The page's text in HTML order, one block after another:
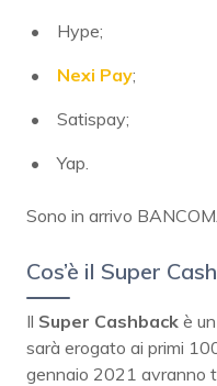
Hype;
Nexi Pay;
Satispay;
Yap.
Sono in arrivo
Cos’è il Super
Il Super Cashback è
sarà erogato ai primi
gennaio 2021 avranno